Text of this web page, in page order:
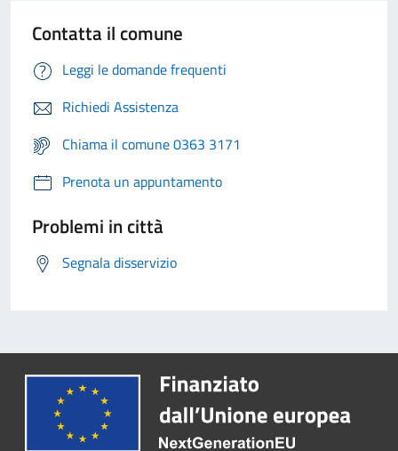
Contatta il comune
Leggi le domande frequenti
Richiedi Assistenza
Chiama il comune 0363 3171
Prenota un appuntamento
Problemi in città
Segnala disservizio